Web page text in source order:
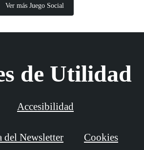
Ver más Juego Social
de Utilidad
Accesibilidad
del Newsletter Cookies